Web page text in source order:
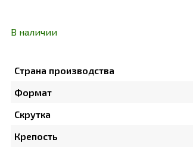
В наличии
Страна производства
Формат
Скрутка
Крепость